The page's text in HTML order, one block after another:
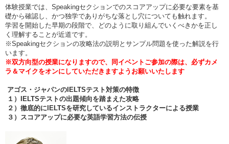
体験授業では、Speakingセクションでのスコアアップに必要な要素を基
礎から確認し、かつ独学でありがちな落とし穴についても触れます。
学習を開始した早期の段階で、どのように取り組んでいくべきかを正し
く理解することが近道です。
※Speakingセクションの攻略法の説明とサンプル問題を使った解説を行
います。
※双方向型の授業になりますので、同イベントご参加の際は、必ずカメ
ラ＆マイクをオンにしていただきますようお願いいたします
アゴス・ジャパンのIELTSテスト対策の特徴
１）IELTSテストの出題傾向を踏まえた攻略
２）徹底的にIELTSを研究しているインストラクターによる授業
３）スコアアップに必要な英語学習方法の伝授